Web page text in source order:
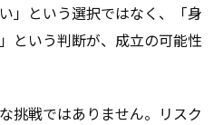
」という選択ではなく、「身
という判断が、成立の可能性
挑戦ではありません。リスク